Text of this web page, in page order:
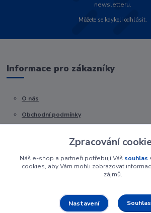
newsletteru.
Můžete se kdykoli odhlásit.
Informace pro zákazníky
O nás
Obchodní podmínky
Zpracování
Náš e-shop a partneři potřebují Váš souhlas
cookies, aby Vám mohli zobrazovat
zájmů.
Nastavení